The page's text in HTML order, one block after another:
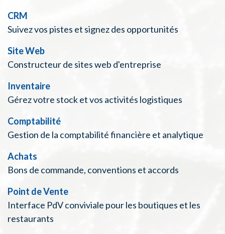
CRM
Suivez vos pistes et signez des opportunités
Site Web
Constructeur de sites web d'entreprise
Inventaire
Gérez votre stock et vos activités logistiques
Comptabilité
Gestion de la comptabilité financière et analytique
Achats
Bons de commande, conventions et accords
Point de Vente
Interface PdV conviviale pour les boutiques et les
restaurants